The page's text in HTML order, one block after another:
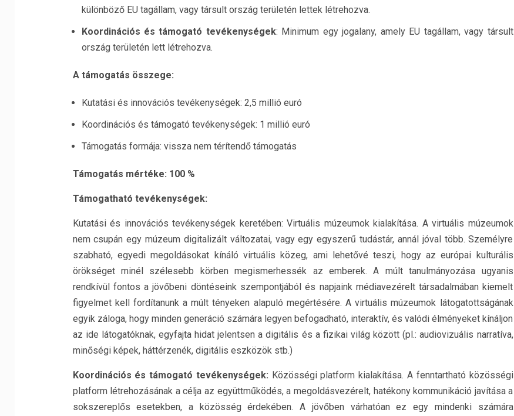
különböző EU tagállam, vagy társult ország területén lettek létrehozva.
Koordinációs és támogató tevékenységek: Minimum egy jogalany, amely EU tagállam, vagy társult
ország területén lett létrehozva.
A támogatás összege:
Kutatási és innovációs tevékenységek: 2,5 millió euró
Koordinációs és támogató tevékenységek: 1 millió euró
Támogatás formája: vissza nem térítendő támogatás
Támogatás mértéke: 100 %
Támogatható tevékenységek:
Kutatási és innovációs tevékenységek keretében: Virtuális múzeumok kialakítása. A virtuális múzeumok
nem csupán egy múzeum digitalizált változatai, vagy egy egyszerű tudástár, annál jóval több. Személyre
szabható, egyedi megoldásokat kínáló virtuális közeg, ami lehetővé teszi, hogy az európai kulturális
örökséget minél szélesebb körben megismerhessék az emberek. A múlt tanulmányozása ugyanis
rendkívül fontos a jövőbeni döntéseink szempontjából és napjaink médiavezérelt társadalmában kiemelt
figyelmet kell fordítanunk a múlt tényeken alapuló megértésére. A virtuális múzeumok látogatottságának
egyik záloga, hogy minden generáció számára legyen befogadható, interaktív, és valódi élményeket kínáljon
az ide látogatóknak, egyfajta hidat jelentsen a digitális és a fizikai világ között (pl.: audiovizuális narratíva,
minőségi képek, háttérzenék, digitális eszközök stb.)
Koordinációs és támogató tevékenységek: Közösségi platform kialakítása. A fenntartható közösségi
platform létrehozásának a célja az együttműködés, a megoldásvezérelt, hatékony kommunikáció javítása a
sokszereplős esetekben, a közösség érdekében. A jövőben várhatóan ez egy mindenki számára